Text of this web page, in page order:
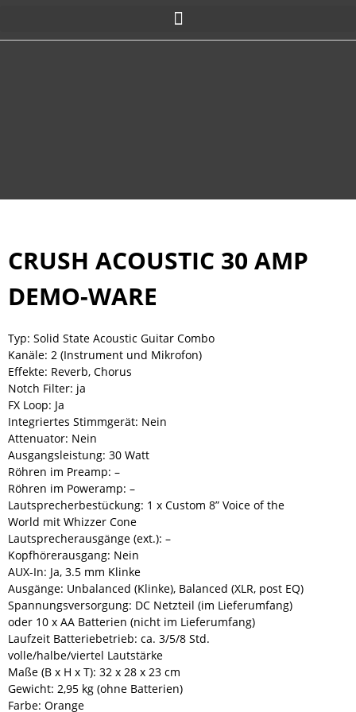
CRUSH ACOUSTIC 30 AMP
DEMO-WARE
Typ: Solid State Acoustic Guitar Combo
Kanäle: 2 (Instrument und Mikrofon)
Effekte: Reverb, Chorus
Notch Filter: ja
FX Loop: Ja
Integriertes Stimmgerät: Nein
Attenuator: Nein
Ausgangsleistung: 30 Watt
Röhren im Preamp: –
Röhren im Poweramp: –
Lautsprecherbestückung: 1 x Custom 8” Voice of the
World mit Whizzer Cone
Lautsprecherausgänge (ext.): –
Kopfhörerausgang: Nein
AUX-In: Ja, 3.5 mm Klinke
Ausgänge: Unbalanced (Klinke), Balanced (XLR, post EQ)
Spannungsversorgung: DC Netzteil (im Lieferumfang)
oder 10 x AA Batterien (nicht im Lieferumfang)
Laufzeit Batteriebetrieb: ca. 3/5/8 Std.
volle/halbe/viertel Lautstärke
Maße (B x H x T): 32 x 28 x 23 cm
Gewicht: 2,95 kg (ohne Batterien)
Farbe: Orange